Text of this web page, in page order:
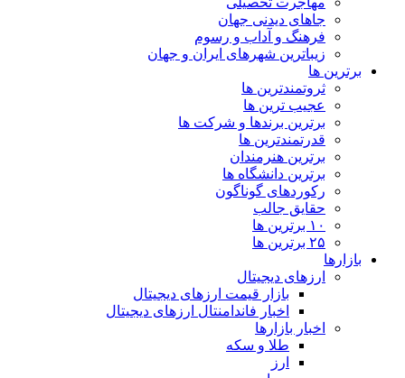
جاهای دیدنی جهان
فرهنگ و آداب و رسوم
زیباترین شهرهای ایران و جهان
برترین ها
ثروتمندترین ها
عجیب ترین ها
برترین برندها و شرکت ها
قدرتمندترین ها
برترین هنرمندان
برترین دانشگاه ها
رکوردهای گوناگون
حقایق جالب
۱۰ برترین ها
۲۵ برترین ها
بازارها
ارزهای دیجیتال
بازار قیمت ارزهای دیجیتال
اخبار فاندامنتال ارزهای دیجیتال
اخبار بازارها
طلا و سکه
ارز